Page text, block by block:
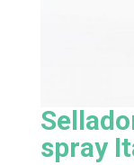
spray